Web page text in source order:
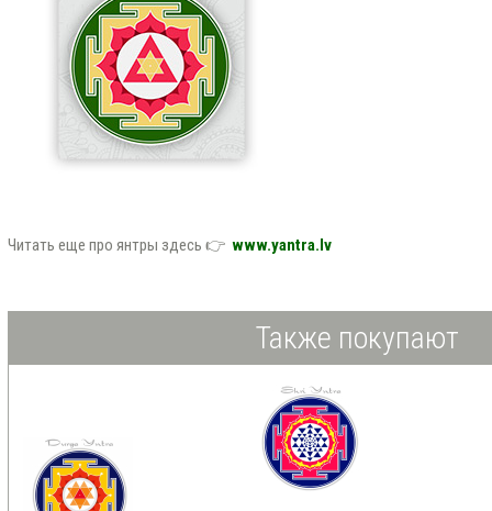
Читать еще про янтры здесь 👉 www.yantra.lv
Также покупают